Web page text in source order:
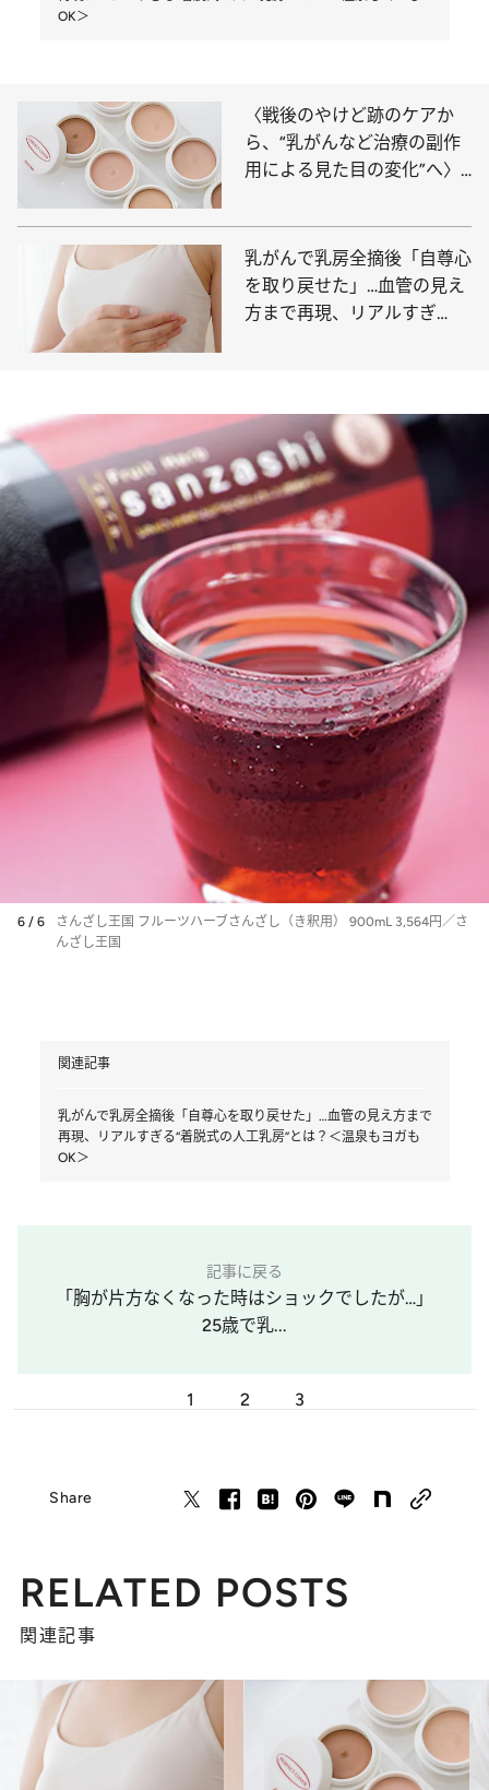
OK＞
〈戦後のやけど跡のケアか
ら、“乳がんなど治療の副作
用による見た目の変化”へ〉
ア」が画期的。「外見の悩み
を抱えながら通勤、通学する
人も」
乳がんで乳房全摘後「自尊心
を取り戻せた」…血管の見え
方まで再現、リアルすぎ
6 / 6
さんざし王国 フルーツハーブさんざし（き釈用） 900mL 3,564円／さ
んざし王国
関連記事
乳がんで乳房全摘後「自尊心を取り戻せた」…血管の見え方まで
再現、リアルすぎる“着脱式の人工乳房”とは？＜温泉もヨガも
OK＞
記事に戻る
「胸が片方なくなった時はショックでしたが…」
25歳で乳...
1 2 3
Share
RELATED POSTS
関連記事